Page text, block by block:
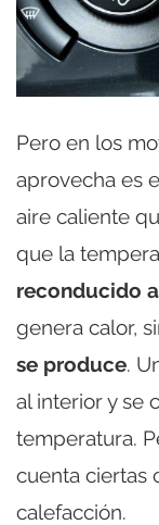
Pero en los
aprovecha es
aire caliente
que la
reconducido
genera calor,
se produce.
al interior y se
temperatura.
cuenta ciertas
calefacción.